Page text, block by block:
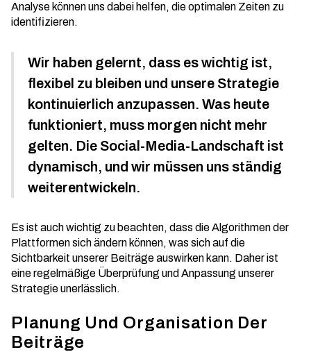
Analyse können uns dabei helfen, die optimalen Zeiten zu
identifizieren.
Wir haben gelernt, dass es wichtig ist,
flexibel zu bleiben und unsere Strategie
kontinuierlich anzupassen. Was heute
funktioniert, muss morgen nicht mehr
gelten. Die Social-Media-Landschaft ist
dynamisch, und wir müssen uns ständig
weiterentwickeln.
Es ist auch wichtig zu beachten, dass die Algorithmen der
Plattformen sich ändern können, was sich auf die
Sichtbarkeit unserer Beiträge auswirken kann. Daher ist
eine regelmäßige Überprüfung und Anpassung unserer
Strategie unerlässlich.
Planung Und Organisation Der
Beiträge